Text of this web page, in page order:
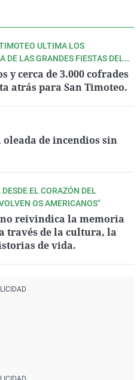
ULTIMA LOS
DE LAS GRANDES FIESTAS DEL
y cerca de 3.000 cofrades
atrás para San Timoteo.
de incendios sin
EL CORAZÓN DEL
OS AMERICANOS"
reivindica la memoria
través de la cultura, la
de vida.